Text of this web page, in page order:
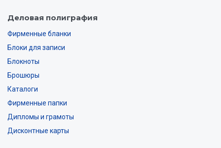
Деловая полиграфия
Фирменные бланки
Блоки для записи
Блокноты
Брошюры
Каталоги
Фирменные папки
Дипломы и грамоты
Дисконтные карты